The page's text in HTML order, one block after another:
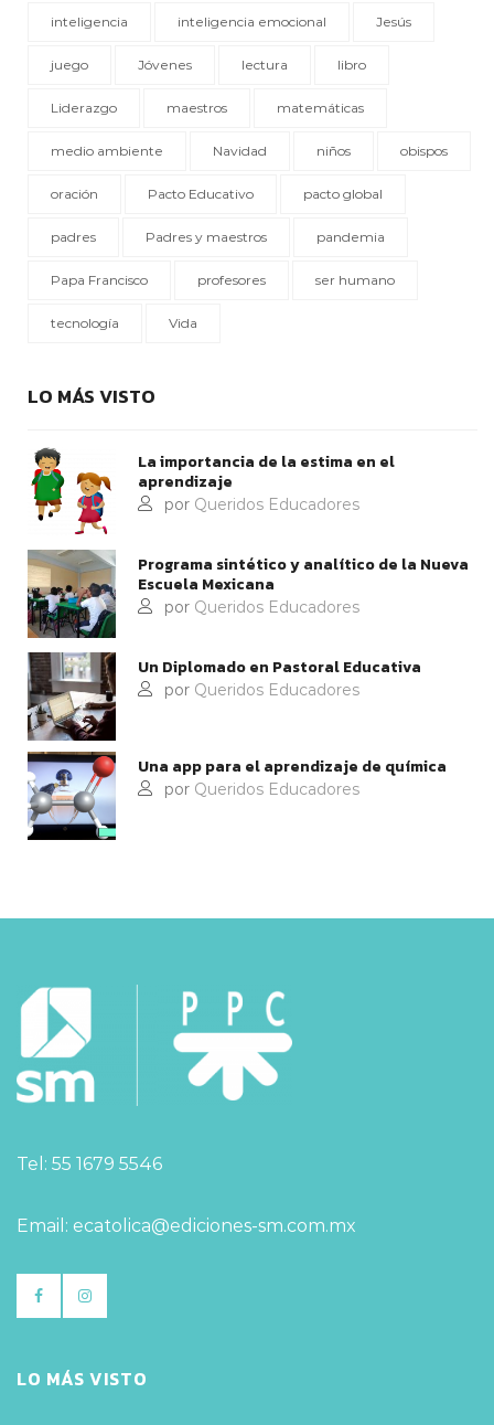
inteligencia inteligencia emocional Jesús
juego Jóvenes lectura libro
Liderazgo maestros matemáticas
medio ambiente Navidad niños obispos
oración Pacto Educativo pacto global
padres Padres y maestros pandemia
Papa Francisco profesores ser humano
tecnología Vida
LO MÁS VISTO
La importancia de la estima en el
aprendizaje
por Queridos Educadores
Programa sintético y analítico de la Nueva
Escuela Mexicana
por Queridos Educadores
Un Diplomado en Pastoral Educativa
por Queridos Educadores
Una app para el aprendizaje de química
por Queridos Educadores
Tel: 55 1679 5546
Email: ecatolica@ediciones-sm.com.mx
LO MÁS VISTO